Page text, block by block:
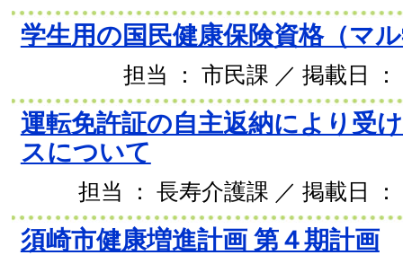
学生用の国民健康保険資格（マ
担当 ： 市民課 ／ 掲載日
運転免許証の自主返納により受
スについて
担当 ： 長寿介護課 ／ 掲載日 ：
須崎市健康増進計画 第４期計画